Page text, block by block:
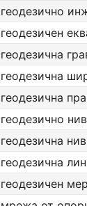
геодезично
геодезичен
геодезична
геодезична
геодезична
геодезично
геодезична
геодезична
геодезичен